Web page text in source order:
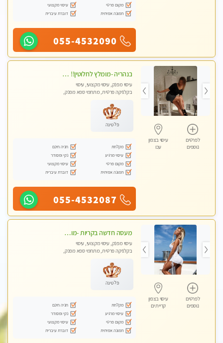
מקום פרטי
עיסוי מקצועי
תמונה אמיתית
דוברת עיברית
055-4532090
לפרטים
נוספים
עיסוי בצפון
עכו
בנהריה -מומלץ לחלוטין!! מעסה יפה איכותית מקצועית ומפנקת מאוד פרטי מומלץ בחום
עיסוי מפנק, עיסוי מקצועי, עיסוי
בקלניקה פרטית, מתחמי ספא מפנק,
פלטינה
מקלחת
חניה חינם
עיסוי מרגיע
נקי ומסודר
מקום פרטי
עיסוי מקצועי
תמונה אמיתית
דוברת עיברית
055-4532087
לפרטים
נוספים
עיסוי בצפון
קריית ים
מעסה חדשה בקריות -מומלץ לחלוטין!!!! כל סוגי העיסויים מעסה מקצועית ואיכותית פרטי!!!
עיסוי מפנק, עיסוי מקצועי, עיסוי
בקלניקה פרטית, מתחמי ספא מפנק,
פלטינה
מקלחת
חניה חינם
עיסוי מרגיע
נקי ומסודר
מקום פרטי
עיסוי מקצועי
תמונה אמיתית
דוברת עיברית